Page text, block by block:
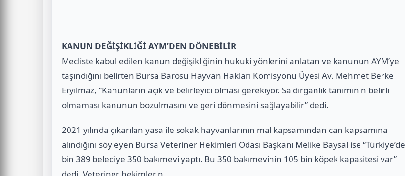
KANUN DEĞİŞİKLİĞİ AYM’DEN DÖNEBİLİR
Mecliste kabul edilen kanun değişikliğinin hukuki yönlerini anlatan ve kanunun AYM’ye
taşındığını belirten Bursa Barosu Hayvan Hakları Komisyonu Üyesi Av. Mehmet Berke
Eryılmaz, “Kanunların açık ve belirleyici olması gerekiyor. Saldırganlık tanımının belirli
olmaması kanunun bozulmasını ve geri dönmesini sağlayabilir” dedi.
2021 yılında çıkarılan yasa ile sokak hayvanlarının mal kapsamından can kapsamına
alındığını söyleyen Bursa Veteriner Hekimleri Odası Başkanı Melike Baysal ise “Türkiye’de
bin 389 belediye 350 bakımevi yaptı. Bu 350 bakımevinin 105 bin köpek kapasitesi var”
dedi. Veteriner hekimlerin